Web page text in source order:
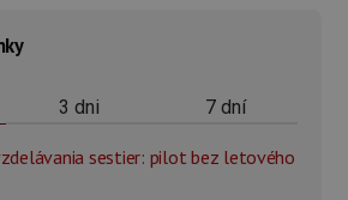
3 dni 7 dní
sestier: pilot bez letového